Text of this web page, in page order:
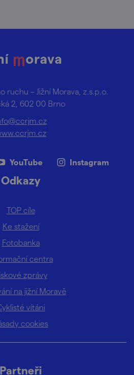
ruchu – Jižní Morava, z.s.p.o.
2, 602 00 Brno
YouTube Instagram
Odkazy
TOP cíle
Ke stažení
Fotobanka
centra
zprávy
na jižní Moravě
vítáni
cookies
Partneři